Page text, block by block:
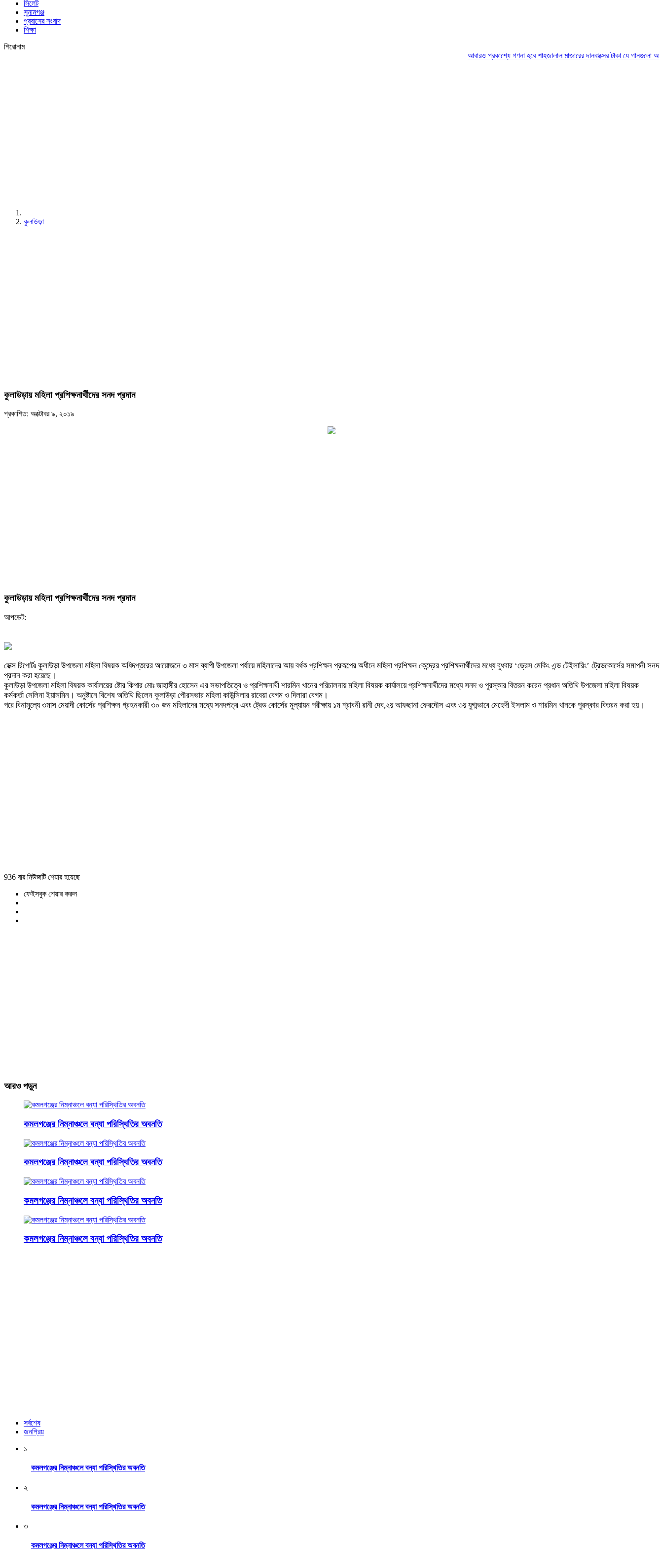
সিলেট
সুনামগঞ্জ
প্রবাসের সংবাদ
শিক্ষা
শিরোনাম
আবারও প্রকাশ্যে গণনা হবে শাহজালাল মাজারের দানবাক্সের টাকাযে গানগুলো আজও ফিরিয়ে
কুলাউড়া
কুলাউড়ায় মহিলা প্রশিক্ষনার্থীদের সনদ প্রদান
প্রকাশিত: অক্টোবর ৯, ২০১৯
কুলাউড়ায় মহিলা প্রশিক্ষনার্থীদের সনদ প্রদান
আপডেট:
ডেক্স রিপোর্টঃ কুলাউড়া উপজেলা মহিলা বিষয়ক অধিদপ্তরের আয়োজনে ৩ মাস ব্যাপী উপজেলা পর্যায়ে মহিলাদের আয় বর্ধক প্রশিক্ষন প্রকল্পের অধীনে মহিলা প্রশিক্ষন কেন্দ্রের প্রশিক্ষনার্থীদের মধ্যে বুধবার ‘ড্রেস মেকিং এন্ড টেইলারিং’ ট্রেডকোর্সের সমাপনী সনদ
প্রদান করা হয়েছে।
কুলাউড়া উপজেলা মহিলা বিষয়ক কার্যালয়ের ষ্টোর কিপার মোঃ জাহাঙ্গীর হোসেন এর সভাপতিত্বে ও প্রশিক্ষনার্থী শারমিন খানের পরিচালনায় মহিলা বিষয়ক কার্যালয়ে প্রশিক্ষনার্থীদের মধ্যে সনদ ও পুরস্কার বিতরন করেন প্রধান অতিথি উপজেলা মহিলা বিষয়ক
কর্মকর্তা সেলিনা ইয়াসমিন। অনুষ্টানে বিশেষ অতিথি ছিলেন কুলাউড়া পৌরসভার মহিলা কাউন্সিলার রাবেয়া বেগম ও দিলারা বেগম।
পরে বিনামুল্যে ৩মাস মেয়াদী কোর্সের প্রশিক্ষন গ্রহনকারী ৩০ জন মহিলাদের মধ্যে সনদপত্র এবং ট্রেড কোর্সের মুল্যায়ন পরীক্ষায় ১ম শ্রাবনী রানী দেব,২য় আফছানা ফেরদৌস এবং ৩য় যুগ্মভাবে মেহেদী ইসলাম ও শারমিন খানকে পুরস্কার বিতরন করা হয়।
936 বার নিউজটি শেয়ার হয়েছে
ফেইসবুক শেয়ার করুন
আরও পড়ুন
কমলগঞ্জের নিম্নাঞ্চলে বন্যা পরিস্থিতির অবনতি
কমলগঞ্জের নিম্নাঞ্চলে বন্যা পরিস্থিতির অবনতি
কমলগঞ্জের নিম্নাঞ্চলে বন্যা পরিস্থিতির অবনতি
কমলগঞ্জের নিম্নাঞ্চলে বন্যা পরিস্থিতির অবনতি
সর্বশেষ
জনপ্রিয়
১
কমলগঞ্জের নিম্নাঞ্চলে বন্যা পরিস্থিতির অবনতি
২
কমলগঞ্জের নিম্নাঞ্চলে বন্যা পরিস্থিতির অবনতি
৩
কমলগঞ্জের নিম্নাঞ্চলে বন্যা পরিস্থিতির অবনতি